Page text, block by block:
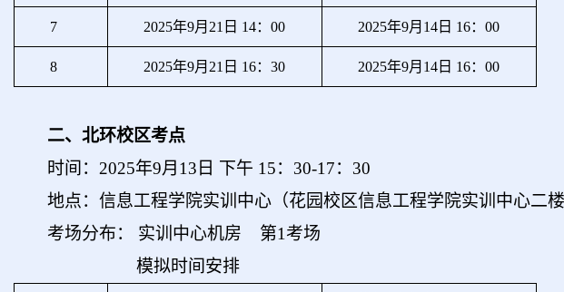
7 2025年9月21日 14：00 2025年9月14日 16：00
8 2025年9月21日 16：30 2025年9月14日 16：00
二、北环校区考点
时间：2025年9月13日 下午 15：30-17：30
地点：信息工程学院实训中心（花园校区信息工程学院实训中心二楼
考场分布： 实训中心机房 第1考场
模拟时间安排